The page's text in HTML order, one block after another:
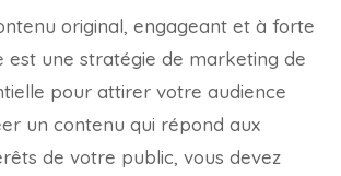
original, engageant et à forte
est une stratégie de marketing de
pour attirer votre audience
un contenu qui répond aux
de votre public, vous devez